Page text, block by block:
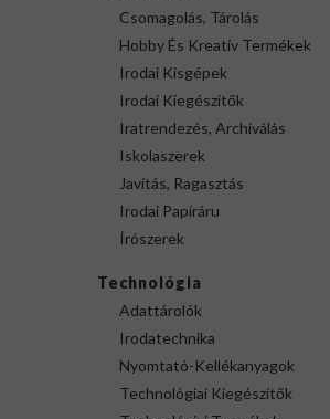
Csomagolás, Tárolás
Hobby És Kreatív Termékek
Irodai Kisgépek
Irodai Kiegészítők
Iratrendezés, Archiválás
Iskolaszerek
Javítás, Ragasztás
Irodai Papíráru
Írószerek
Technológia
Adattárolók
Irodatechnika
Nyomtató-Kellékanyagok
Technológiai Kiegészítők